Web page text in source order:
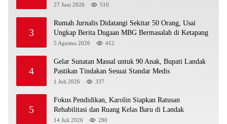
27 Juni 2026 516
3
Rumah Jurnalis Didatangi Sekitar 50 Orang, Usai
Ungkap Berita Dugaan MBG Bermasalah di Ketapang
5 Agustus 2026 412
4
Gelar Sunatan Massal untuk 90 Anak, Bupati Landak
Pastikan Tindakan Sesuai Standar Medis
1 Juli 2026 337
5
Fokus Pendidikan, Karolin Siapkan Ratusan
Rehabilitasi dan Ruang Kelas Baru di Landak
14 Juli 2026 280